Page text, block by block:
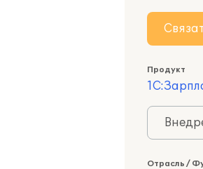
Продукт
Отрасль /